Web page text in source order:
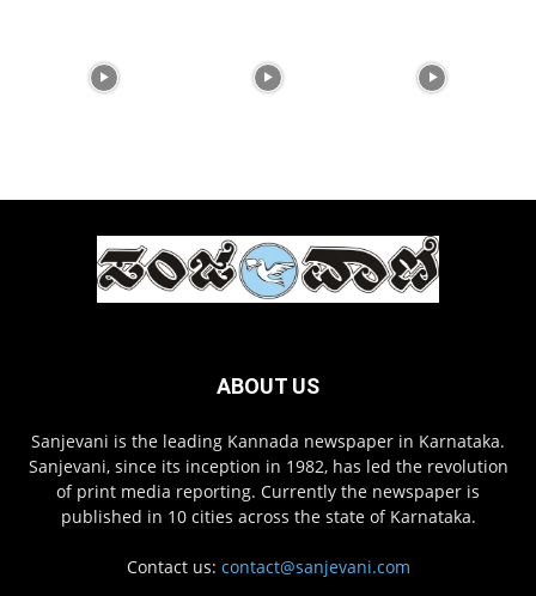
ABOUT US
Sanjevani is the leading Kannada newspaper in Karnataka.
Sanjevani, since its inception in 1982, has led the revolution
of print media reporting. Currently the newspaper is
published in 10 cities across the state of Karnataka.
Contact us: contact@sanjevani.com